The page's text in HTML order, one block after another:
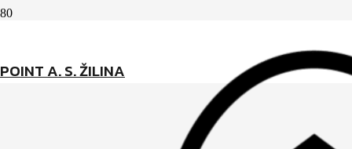
POINT A. S. ŽILINA